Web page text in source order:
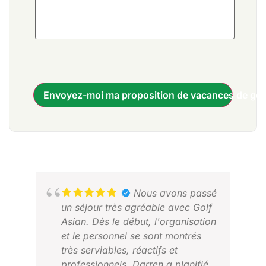
Envoyez-moi ma proposition de vacances de
Nous avons passé
un séjour très agréable avec Golf
Asian. Dès le début, l'organisation
et le personnel se sont montrés
très serviables, réactifs et